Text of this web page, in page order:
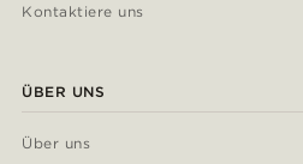
Kontaktiere uns
ÜBER UNS
Über uns